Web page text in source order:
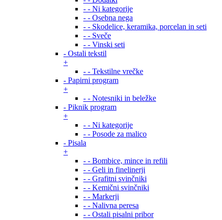
- - Ni kategorije
- - Osebna nega
- - Skodelice, keramika, porcelan in seti
- - Sveče
- - Vinski seti
- Ostali tekstil
+
- - Tekstilne vrečke
- Papirni program
+
- - Notesniki in beležke
- Piknik program
+
- - Ni kategorije
- - Posode za malico
- Pisala
+
- - Bombice, mince in refili
- - Geli in finelinerji
- - Grafitni svinčniki
- - Kemični svinčniki
- - Markerji
- - Nalivna peresa
- - Ostali pisalni pribor